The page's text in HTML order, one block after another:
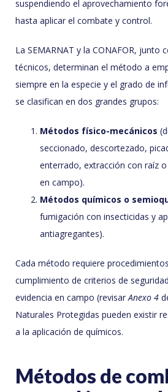
suspendiendo el aprovechamiento
hasta aplicar el combate y control.
La SEMARNAT y la CONAFOR, junto
técnicos, determinan el método a
siempre en la especie y el grado de
se clasifican en dos grandes grupos:
Métodos físico-mecánicos
seccionado, descortezado,
enterrado, extracción con raíz
en campo).
Métodos químicos o
fumigación con insecticidas y
antiagregantes).
Cada método requiere
cumplimiento de criterios de
evidencia en campo (revisarAnexo 4
Naturales Protegidas pueden existir
a la aplicación de químicos.
Métodos de